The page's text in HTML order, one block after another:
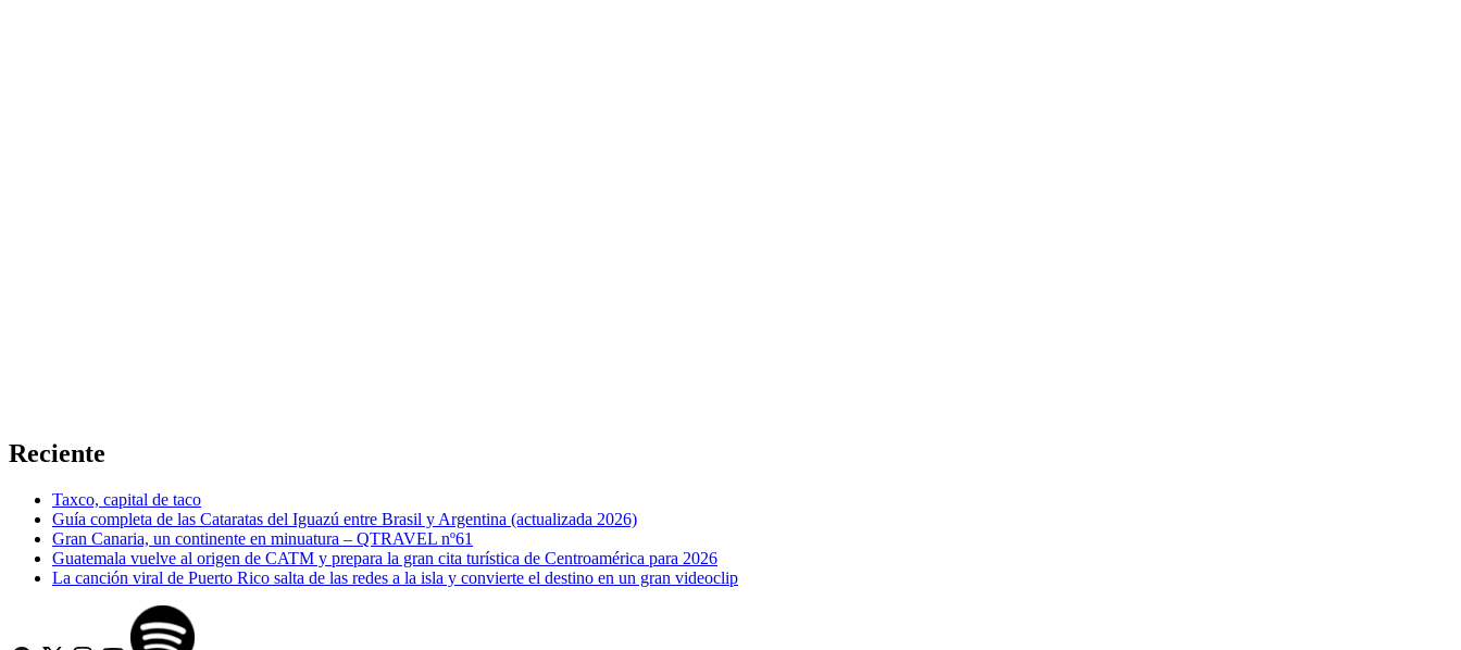
Reciente
Taxco, capital de taco
Guía completa de las Cataratas del Iguazú entre Brasil y Argentina (actualizada 2026)
Gran Canaria, un continente en minuatura – QTRAVEL nº61
Guatemala vuelve al origen de CATM y prepara la gran cita turística de Centroamérica para 2026
La canción viral de Puerto Rico salta de las redes a la isla y convierte el destino en un gran videoclip